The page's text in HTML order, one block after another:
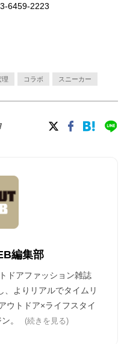
6459-2223
理 コラボ スニーカー
編集部
ドアファッション雑誌
、よりリアルでタイムリ
ウトドア×ライフスタイ
。
(続きを見る)